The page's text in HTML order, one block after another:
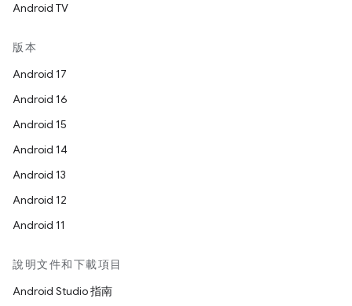
Android TV
版本
Android 17
Android 16
Android 15
Android 14
Android 13
Android 12
Android 11
說明文件和下載項目
Android Studio 指南